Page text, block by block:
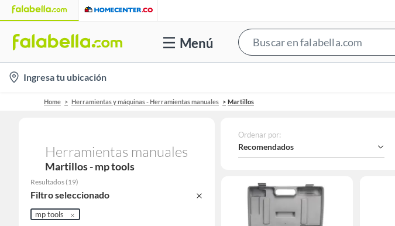
Menú
location-
icon
Ingresa tu ubicación
Home Herramientas y máquinas - Herramientas manuales Martillos
Herramientas manuales
Martillos - mp tools
Resultados (19)
Filtro seleccionado
mp tools
Ordenar por:
Recomendados